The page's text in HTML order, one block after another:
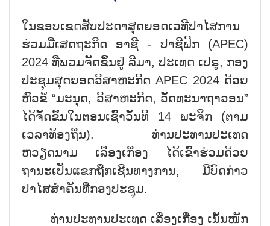
ໃນຂອບເຂດສັບປະດາສຸດຍອດເວທີປາໄສການ
ຮ່ວມມືເສດຖະກິດ ອາຊີ - ປາຊີຟິກ (APEC)
2024 ທີ່ພວມຈັດຂຶ້ນຢູ່ ລີມາ, ປະເທດ ເປຣູ, ກອງ
ປະຊຸມສຸດຍອດວິສາຫະກິດ APEC 2024 ດ້ວຍ
ຫົວຂໍ້ “ມະນຸດ, ວິສາຫະກິດ, ວັດທະນາຖາວອນ”
ໄດ້ຈັດຂຶ້ນໃນຕອນເຊົ້າວັນທີ 14 ພະຈິກ (ຕາມ
ເວລາທ້ອງຖິ່ນ). ທ່ານປະທານປະເທດ
ຫວຽດນາມ ເລືອງເກື່ອງ ໄດ້ເຂົ້າຮ່ວມດ້ວຍ
ຖານະເປັນແຂກຖືກເຊີນທາງການ, ມີບົດກ່າວ
ປາໄສສຳຄັນທີ່ກອງປະຊຸມ.
ທ່ານປະທານປະເທດ ເລືອງເກື່ອງ ເນັ້ນໜັກ